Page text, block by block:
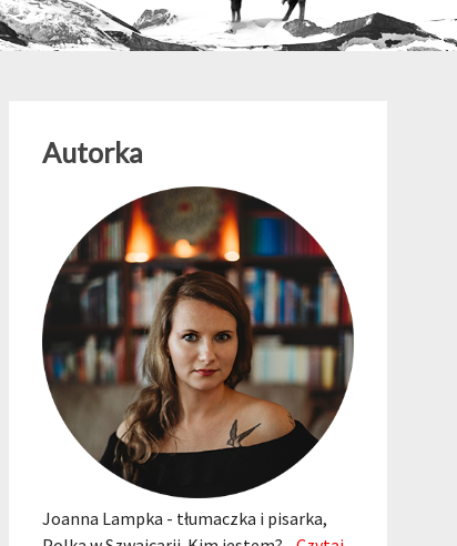
Autorka
Joanna Lampka - tłumaczka i pisarka,